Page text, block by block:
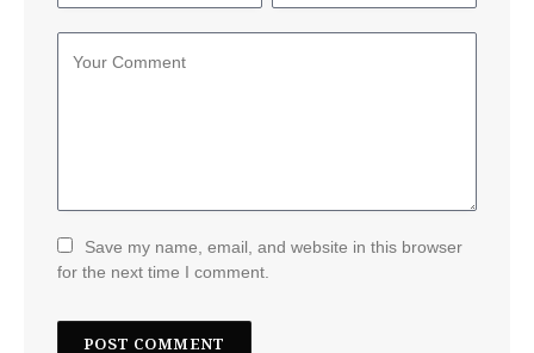
Save my name, email, and website in this browser
for the next time I comment.